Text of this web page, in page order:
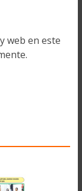
web en este